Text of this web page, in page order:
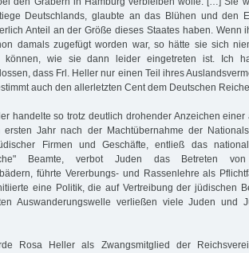
Deutschlands, glaubte an das Blühen und den
Anteil an der Größe dieses Staates haben. Wenn
damals zugefügt worden war, so hätte sie sich
können, wie sie dann leider eingetreten ist. Ich
dass Frl. Heller nur einen Teil ihres
auch den allerletzten Cent dem Deutschen
handelte so trotz deutlich drohender Anzeichen einer
ersten Jahr nach der Machtübernahme der
Firmen und Geschäfte, entließ das
Beamte, verbot Juden das Betreten
führte Vererbungs- und Rassenlehre als
eine Politik, die auf Vertreibung der jüdischen
Auswanderungswelle verließen viele Juden und
Rosa Heller als Zwangsmitglied der